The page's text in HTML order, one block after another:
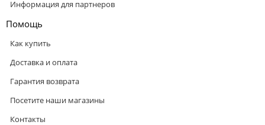
Информация для партнеров
Помощь
Как купить
Доставка и оплата
Гарантия возврата
Посетите наши магазины
Контакты